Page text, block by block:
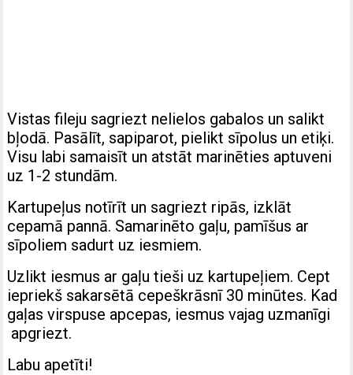
Vistas fileju sagriezt nelielos gabalos un salikt
bļodā. Pasālīt, sapiparot, pielikt sīpolus un etiķi.
Visu labi samaisīt un atstāt marinēties aptuveni
uz 1-2 stundām.
Kartupeļus notīrīt un sagriezt ripās, izklāt
cepamā pannā. Samarinēto gaļu, pamīšus ar
sīpoliem sadurt uz iesmiem.
Uzlikt iesmus ar gaļu tieši uz kartupeļiem. Cept
iepriekš sakarsētā cepeškrāsnī 30 minūtes. Kad
gaļas virspuse apcepas, iesmus vajag uzmanīgi
apgriezt.
Labu apetīti!